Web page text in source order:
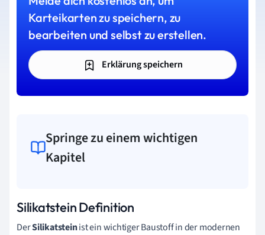
Karteikarten zu speichern, zu
bearbeiten und selbst zu erstellen.
Erklärung speichern
Springe zu einem wichtigen
Kapitel
Silikatstein Definition
DerSilikatsteinist ein wichtiger Baustoff in der modernen